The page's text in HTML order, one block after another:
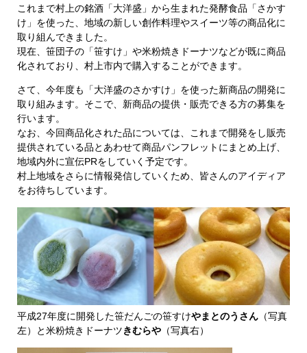
これまで村上の銘酒「大洋盛」から生まれた発酵食品「さかす
け」を使った、地域の新しい創作料理やスイーツ等の商品化に
取り組んできました。
現在、笹団子の「笹すけ」や米粉焼きドーナツなどが既に商品
化されており、村上市内で購入することができます。
さて、今年度も「大洋盛のさかすけ」を使った新商品の開発に
取り組みます。そこで、新商品の提供・販売できる方の募集を
行います。
なお、今回商品化された品については、これまで開発をし販売
提供されている品とあわせて商品パンフレットにまとめ上げ、
地域内外に宣伝PRをしていく予定です。
村上地域をさらに情報発信していくため、皆さんのアイディア
をお待ちしています。
平成27年度に開発した笹だんごの笹すけやまとのうさん （写真
左）と米粉焼きドーナツきむらや （写真右）